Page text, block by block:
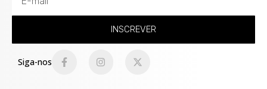
INSCREVER
Siga-nos